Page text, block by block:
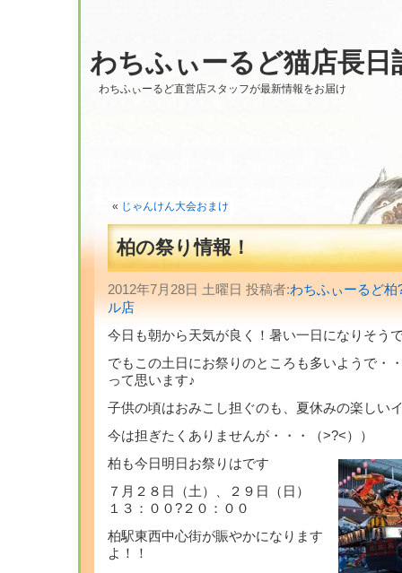
わちふぃーるど猫店長日
わちふぃーるど直営店スタッフが最新情報をお届け
« じゃんけん大会おまけ
柏の祭り情報！
2012年7月28日 土曜日 投稿者:わちふぃーるど
ル店
今日も朝から天気が良く！暑い一日になりそう
でもこの土日にお祭りのところも多いようで・
って思います♪
子供の頃はおみこし担ぐのも、夏休みの楽しい
今は担ぎたくありませんが・・・（>?<））
柏も今日明日お祭りはです
７月２８日（土）、２９日（日）
１３：００?２０：００
柏駅東西中心街が賑やかになります
よ！！